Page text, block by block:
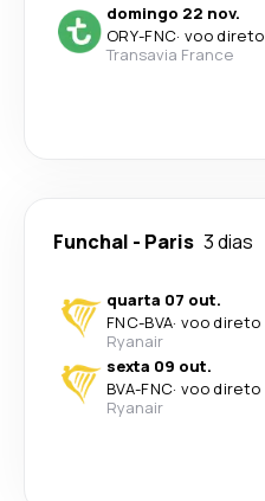
domingo 22 nov.
ORY-FNC· voo direto
Transavia France
Funchal - Paris 3 dias
quarta 07 out.
FNC-BVA· voo direto
Ryanair
sexta 09 out.
BVA-FNC· voo direto
Ryanair